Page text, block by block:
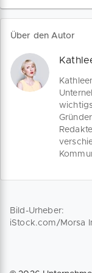
Über den Autor
Bild-Urheber:
iStock.com/Morsa